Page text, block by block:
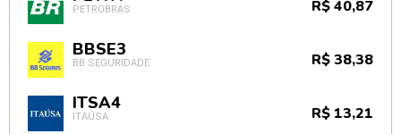
PETROBRAS R$ 40,87
BBSE3
BB SEGURIDADE R$ 38,38
ITSA4
ITAÚSA R$ 13,21